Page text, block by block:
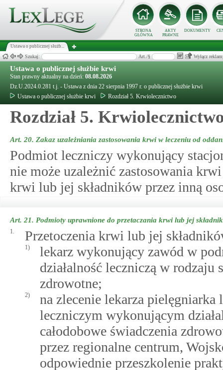
STRONA
GŁÓWNA
AKTY
PRAWNE
DOKUMENTY
Ustawa o publicznej służb...
Szukaj: Art./§ Wyłącz
Ustawa o publicznej służbie krwi
Stan prawny aktualny na dzień: 08.08.2026
Dz.U.2024.0.281 t.j. - Ustawa z dnia 22 sierpnia 1997 r. o publicznej służbie krwi
Ustawa o publicznej służbie krwi
Rozdział 5. Krwiolecznictwo
Rozdział 5.
Art. 20. Zakaz uzależniania zastosowania krwi w leczeniu od
Podmiot leczniczy wykonujący
nie może uzależnić zastosowania
krwi lub jej składników przez inną
Art. 21. Podmioty uprawnione do przetaczania krwi lub jej
1. Przetoczenia krwi lub jej
1)
lekarz wykonujący zawód w
działalność leczniczą w rodzaju
zdrowotne;
2)
na zlecenie lekarza
leczniczym wykonującym
całodobowe świadczenia
przez regionalne centrum,
odpowiednie przeszkolenie